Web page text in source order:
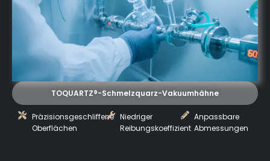
TOQUARTZ®-Schmelzquarz-Vakuumhähne
Präzisionsgeschliffene
Oberflächen
Niedriger
Reibungskoeffizient
Anpassbare
Abmessungen